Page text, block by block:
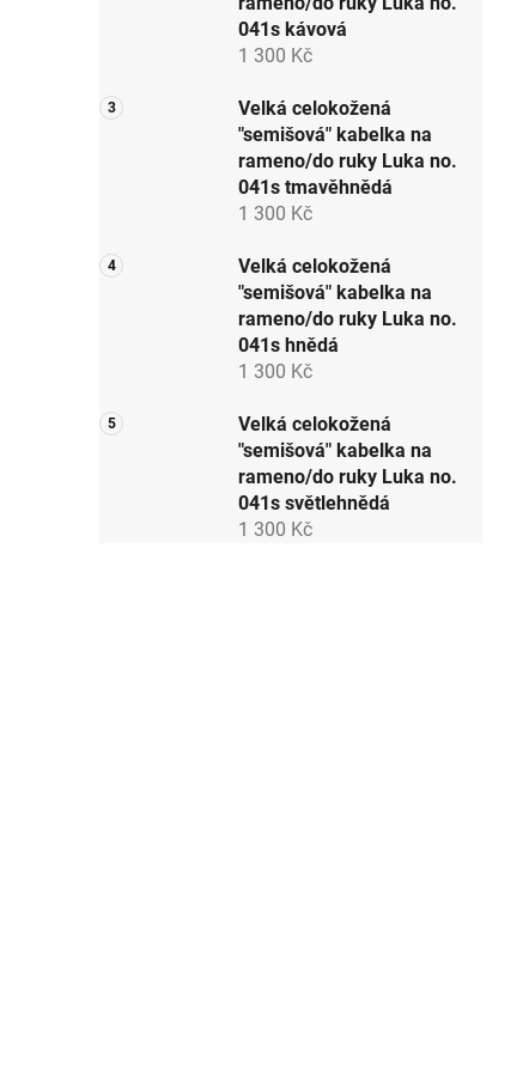
e
041s kávová
1 300 Kč
Velká celokožená
"semišová" kabelka na
rameno/do ruky Luka no.
041s tmavěhnědá
1 300 Kč
Velká celokožená
"semišová" kabelka na
rameno/do ruky Luka no.
041s hnědá
1 300 Kč
Velká celokožená
"semišová" kabelka na
rameno/do ruky Luka no.
041s světlehnědá
1 300 Kč